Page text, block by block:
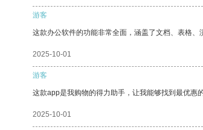
游客
这款办公软件的功能非常全面，涵盖了文档、表格、
2025-10-01
游客
这款app是我购物的得力助手，让我能够找到最优惠
2025-10-01